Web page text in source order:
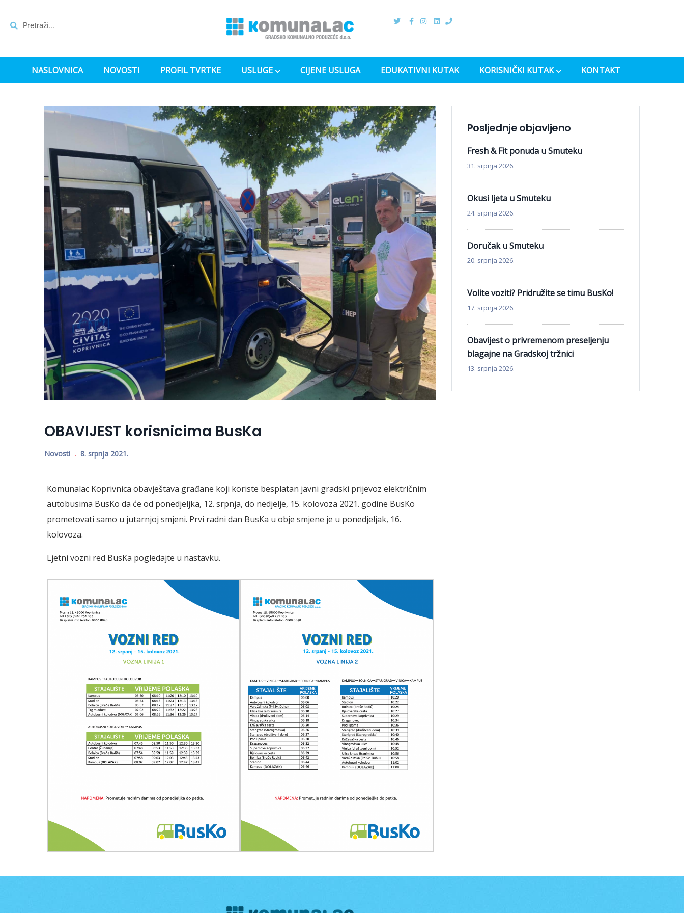
NASLOVNICA NOVOSTI PROFIL TVRTKE USLUGE CIJENE USLUGA EDUKATIVNI KUTAK KORISNIČKI KUTAK KONTAKT
OBAVIJEST korisnicima BusKa
Novosti 8. srpnja 2021.
Komunalac Koprivnica obavještava građane koji koriste besplatan javni gradski prijevoz električnim
autobusima BusKo da će od ponedjeljka, 12. srpnja, do nedjelje, 15. kolovoza 2021. godine BusKo
prometovati samo u jutarnjoj smjeni. Prvi radni dan BusKa u obje smjene je u ponedjeljak, 16.
kolovoza.
Ljetni vozni red BusKa pogledajte u nastavku.
Posljednje objavljeno
Fresh & Fit ponuda u Smuteku
31. srpnja 2026.
Okusi ljeta u Smuteku
24. srpnja 2026.
Doručak u Smuteku
20. srpnja 2026.
Volite voziti? Pridružite se timu BusKo!
17. srpnja 2026.
Obavijest o privremenom preseljenju
blagajne na Gradskoj tržnici
13. srpnja 2026.